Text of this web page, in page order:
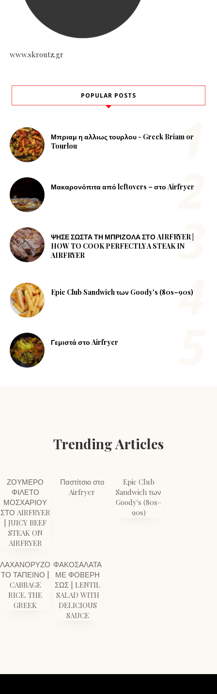
www.skroutz.gr
POPULAR POSTS
Μπριαμ η αλλιως τουρλου - Greek Briam or
Tourlou
Μακαρονόπιτα από leftovers – στο Airfryer
ΨΗΣΕ ΣΩΣΤΑ ΤΗ ΜΠΡΙΖΟΛΑ ΣΤΟ AIRFRYER |
HOW TO COOK PERFECTLY A STEAK IN
AIRFRYER
Epic Club Sandwich των Goody's (80s–90s)
Γεμιστά στο Airfryer
Trending Articles
ΖΟΥΜΕΡΟ
ΦΙΛΕΤΟ
ΜΟΣΧΑΡΙΟΥ
ΣΤΟ AIRFRYER
| JUICY BEEF
STEAK ON
AIRFRYER
Παστίτσιο στο
Airfryer
Epic Club
Sandwich των
Goody's (80s–
90s)
ΛΑΧΑΝΟΡΥΖΟ
ΤΟ ΤΑΠΕΙΝΟ |
CABBAGE
RICE. THE
GREEK
ΦΑΚΟΣΑΛΑΤΑ
ΜΕ ΦΟΒΕΡΗ
ΣΩΣ | LENTIL
SALAD WITH
DELICIOUS
SAUCE